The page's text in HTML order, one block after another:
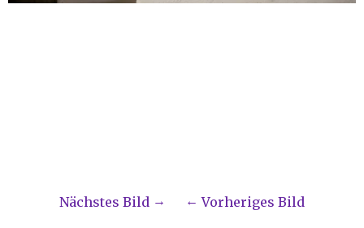
Nächstes Bild Vorheriges Bild